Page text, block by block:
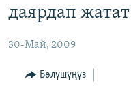
МАДАНИЯТ
ТВ ПРОГРАММАЛАР
БҮГҮН АЗАТТЫКТА
ПОДКАСТ
даярдап жатат
30-Май, 2009
Бөлүшүңүз